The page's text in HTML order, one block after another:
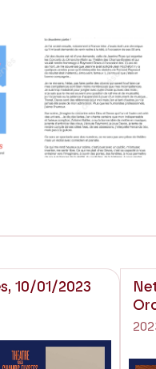
10/01/2023